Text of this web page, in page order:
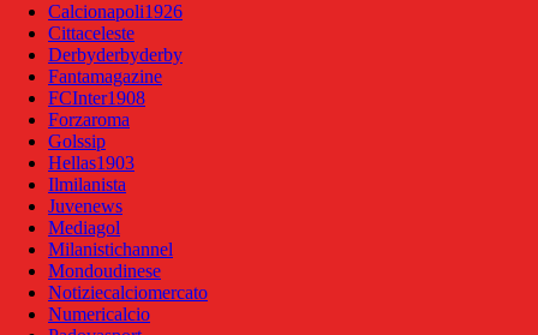
Calcionapoli1926
Cittaceleste
Derbyderbyderby
Fantamagazine
FCInter1908
Forzaroma
Golssip
Hellas1903
Ilmilanista
Juvenews
Mediagol
Milanistichannel
Mondoudinese
Notiziecalciomercato
Numericalcio